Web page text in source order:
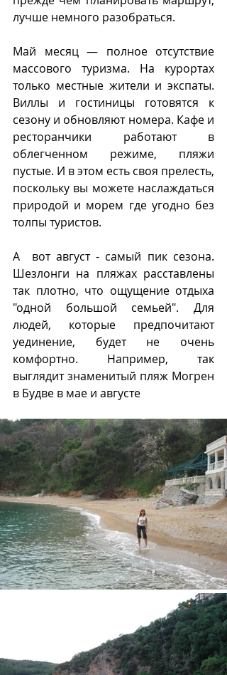
лучше немного разобраться.
Май месяц — полное отсутствие
массового туризма. На курортах
только местные жители и экспаты.
Виллы и гостиницы готовятся к
сезону и обновляют номера. Кафе и
ресторанчики работают в
облегченном режиме, пляжи
пустые. И в этом есть своя прелесть,
поскольку вы можете наслаждаться
природой и морем где угодно без
толпы туристов.
А  вот август - самый пик сезона.
Шезлонги на пляжах расставлены
так плотно, что ощущение отдыха
"одной большой семьей". Для
людей, которые предпочитают
уединение, будет не очень
комфортно. Например, так
выглядит знаменитый пляж Могрен
в Будве в мае и августе